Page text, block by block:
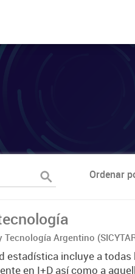
Ordenar
Argentino
estadística incluye a todas
en I+D así como a